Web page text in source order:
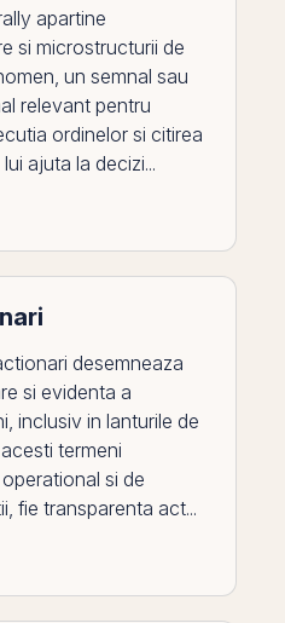
apartine
si microstructurii de
un semnal sau
relevant pentru
ordinelor si citirea
ajuta la decizi...
desemneaza
si evidenta a
inclusiv in lanturile de
termeni
si de
fie transparenta act...